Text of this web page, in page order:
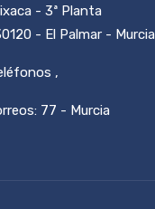
- 3ª Planta
- El Palmar - Murcia
,
77 - Murcia